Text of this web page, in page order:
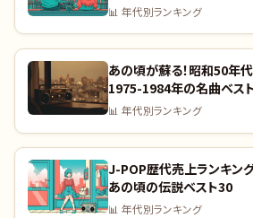
📊 年代別ランキング
あの頃が蘇る！昭和50年
1975-1984年の名曲ベス
📊 年代別ランキング
J-POP歴代売上ランキング
あの頃の伝説ベスト30
📊 年代別ランキング